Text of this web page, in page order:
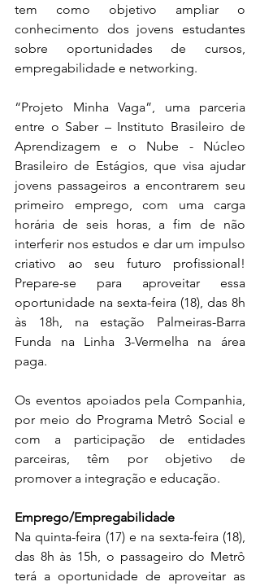
tem como objetivo ampliar o
conhecimento dos jovens estudantes
sobre oportunidades de cursos,
empregabilidade e networking.
“Projeto Minha Vaga”, uma parceria
entre o Saber – Instituto Brasileiro de
Aprendizagem e o Nube - Núcleo
Brasileiro de Estágios, que visa ajudar
jovens passageiros a encontrarem seu
primeiro emprego, com uma carga
horária de seis horas, a fim de não
interferir nos estudos e dar um impulso
criativo ao seu futuro profissional!
Prepare-se para aproveitar essa
oportunidade na sexta-feira (18), das 8h
às 18h, na estação Palmeiras-Barra
Funda na Linha 3-Vermelha na área
paga.
Os eventos apoiados pela Companhia,
por meio do Programa Metrô Social e
com a participação de entidades
parceiras, têm por objetivo de
promover a integração e educação.
Emprego/Empregabilidade
Na quinta-feira (17) e na sexta-feira (18),
das 8h às 15h, o passageiro do Metrô
terá a oportunidade de aproveitar as